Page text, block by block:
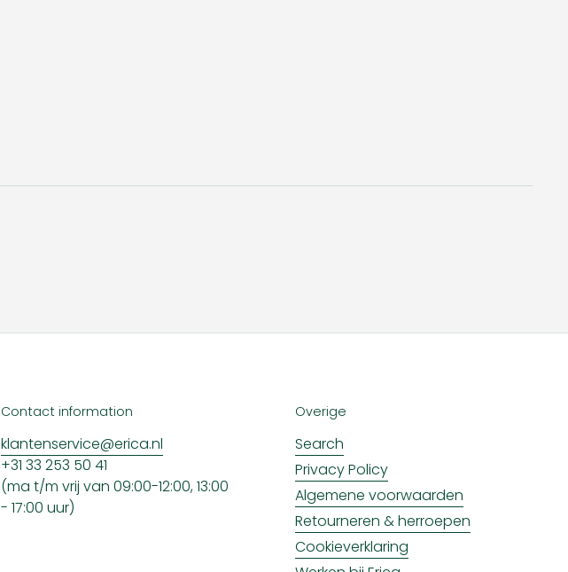
Contact information
klantenservice@erica.nl
+31 33 253 50 41
(ma t/m vrij van 09:00-12:00, 13:00
- 17:00 uur)
Overige
Search
Privacy Policy
Algemene voorwaarden
Retourneren & herroepen
Cookieverklaring